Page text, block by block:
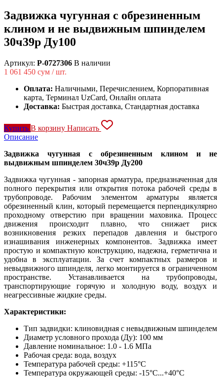
Задвижка чугунная с обрезиненным
клином и не выдвижным шпинделем
30ч39р Ду100
Артикул: P-0727306 В наличии
1 061 450 сум / шт.
Оплата: Наличными, Перечислением, Корпоративная
карта, Терминал UzCard, Онлайн оплата
Доставка: Быстрая доставка, Стандартная доставка
Купить В корзину Написать
Описание
Задвижка чугунная с обрезиненным клином и не
выдвижным шпинделем 30ч39р Ду200
Задвижка чугунная - запорная арматура, предназначенная для
полного перекрытия или открытия потока рабочей среды в
трубопроводе. Рабочим элементом арматуры является
обрезиненный клин, который перемещается перпендикулярно
проходному отверстию при вращении маховика. Процесс
движения происходит плавно, что снижает риск
возникновения резких перепадов давления и быстрого
изнашивания инженерных компонентов. Задвижка имеет
простую и компактную конструкцию, надежна, герметична и
удобна в эксплуатации. За счет компактных размеров и
невыдвижного шпинделя, легко монтируется в ограниченном
пространстве. Устанавливается на трубопроводы,
транспортирующие горячую и холодную воду, воздух и
неагрессивные жидкие среды.
Характеристики:
Тип задвидки: клиновидная с невыдвижным шпинделем
Диаметр условного прохода (Ду): 100 мм
Давление номинальное: 1.0 - 1.6 МПа
Рабочая среда: вода, воздух
Температура рабочей среды: +115°С
Температура окружающей среды: -15°С...+40°С